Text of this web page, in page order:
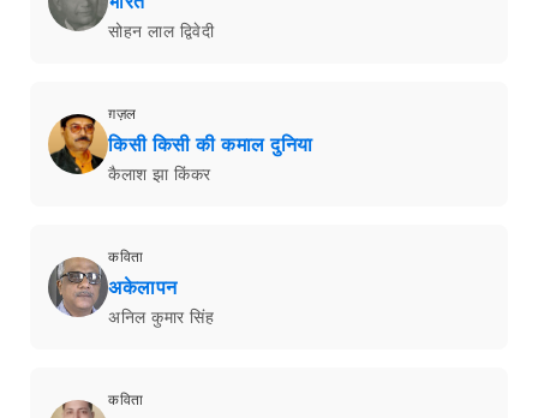
सोहन लाल द्विवेदी
ग़ज़ल
किसी किसी की कमाल दुनिया
कैलाश झा किंकर
कविता
अकेलापन
अनिल कुमार सिंह
कविता